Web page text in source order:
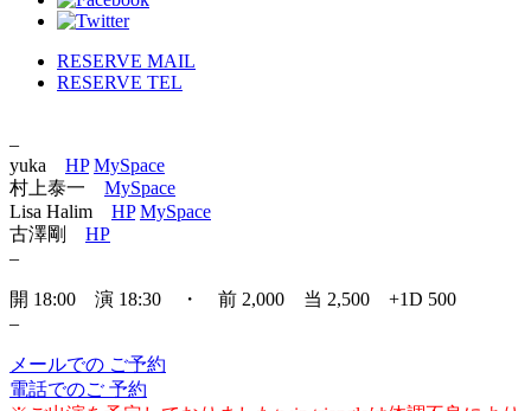
RESERVE MAIL
RESERVE TEL
–
yuka HP MySpace
村上泰一 MySpace
Lisa Halim HP MySpace
古澤剛 HP
–
開 18:00 演 18:30 ・ 前 2,000 当 2,500 +1D 500
–
メールでの ご予約
電話でのご 予約